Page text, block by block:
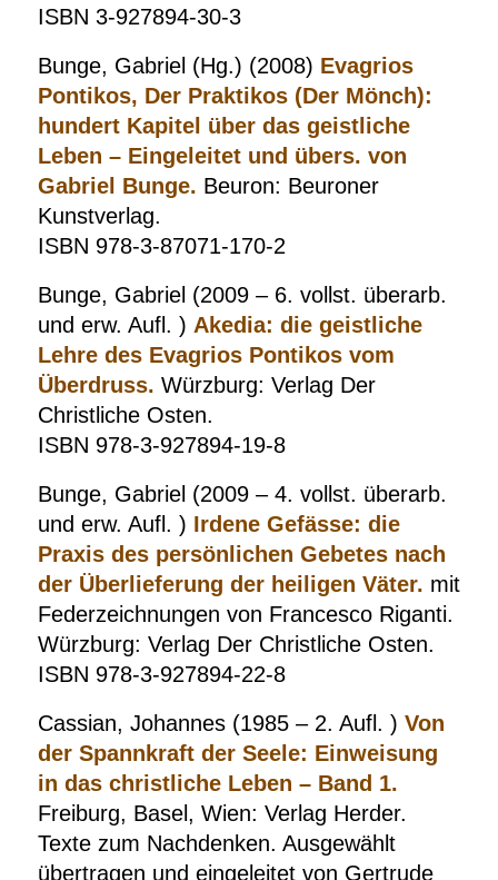
ISBN 3-927894-30-3
Bunge, Gabriel (Hg.) (2008) Evagrios
Pontikos, Der Praktikos (Der Mönch):
hundert Kapitel über das geistliche
Leben – Eingeleitet und übers. von
Gabriel Bunge. Beuron: Beuroner
Kunstverlag.
ISBN 978-3-87071-170-2
Bunge, Gabriel (2009 – 6. vollst. überarb.
und erw. Aufl. ) Akedia: die geistliche
Lehre des Evagrios Pontikos vom
Überdruss. Würzburg: Verlag Der
Christliche Osten.
ISBN 978-3-927894-19-8
Bunge, Gabriel (2009 – 4. vollst. überarb.
und erw. Aufl. ) Irdene Gefässe: die
Praxis des persönlichen Gebetes nach
der Überlieferung der heiligen Väter. mit
Federzeichnungen von Francesco Riganti.
Würzburg: Verlag Der Christliche Osten.
ISBN 978-3-927894-22-8
Cassian, Johannes (1985 – 2. Aufl. ) Von
der Spannkraft der Seele: Einweisung
in das christliche Leben – Band 1.
Freiburg, Basel, Wien: Verlag Herder.
Texte zum Nachdenken. Ausgewählt
übertragen und eingeleitet von Gertrude